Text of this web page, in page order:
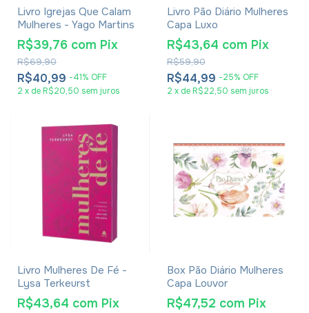
Livro Igrejas Que Calam
Mulheres - Yago Martins
R$40,99 -41% OFF
R$69,90
R$39,76 com Pix
2 x de R$20,50 sem juros
Livro Pão Diário Mulheres
Capa Luxo
R$44,99 -25% OFF
R$59,90
R$43,64 com Pix
2 x de R$22,50 sem juros
Livro Mulheres De Fé -
Lysa Terkeurst
R$43,64 com Pix
Box Pão Diário Mulheres
Capa Louvor
R$47,52 com Pix